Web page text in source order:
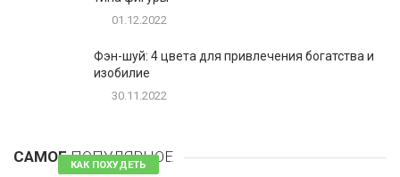
01.12.2022
Фэн-шуй: 4 цвета для привлечения богатства и
изобилие
30.11.2022
САМОЕПОПУЛЯРНОЕ
КАК ПОХУДЕТЬ 81 комментарий